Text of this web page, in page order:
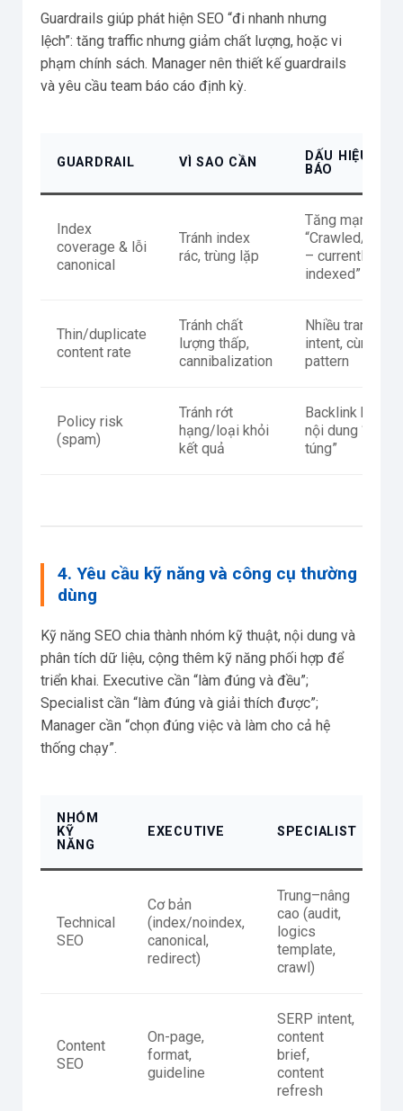
Guardrails giúp phát hiện SEO “đi nhanh nhưng
lệch”: tăng traffic nhưng giảm chất lượng, hoặc vi
phạm chính sách. Manager nên thiết kế guardrails
và yêu cầu team báo cáo định kỳ.
GUARDRAIL VÌ SAO CẦN
DẤU HIỆU
BÁO
Index
coverage & lỗi
canonical
Tránh index
rác, trùng lặp
Tăng mạnh
“Crawled/
– currently not
indexed”
Thin/duplicate
content rate
Tránh chất
lượng thấp,
cannibalization
Nhiều trang
intent, cùng title
pattern
Policy risk
(spam)
Tránh rớt
hạng/loại khỏi
kết quả
Backlink bất
nội dung “viết
túng”
4. Yêu cầu kỹ năng và công cụ thường
dùng
Kỹ năng SEO chia thành nhóm kỹ thuật, nội dung và
phân tích dữ liệu, cộng thêm kỹ năng phối hợp để
triển khai. Executive cần “làm đúng và đều”;
Specialist cần “làm đúng và giải thích được”;
Manager cần “chọn đúng việc và làm cho cả hệ
thống chạy”.
NHÓM
KỸ
NĂNG
EXECUTIVE SPECIALIST
Technical
SEO
Cơ bản
(index/noindex,
canonical,
redirect)
Trung–nâng
cao (audit,
logics
template,
crawl)
Content
SEO
On-page,
format,
guideline
SERP intent,
content
brief,
content
refresh